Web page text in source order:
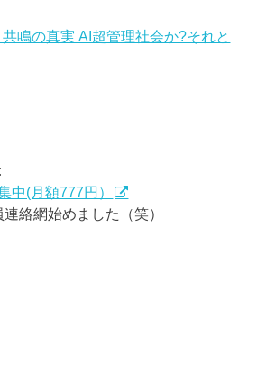
鳴の真実 AI超管理社会か?それと
中(月額777円）
絡網始めました（笑）